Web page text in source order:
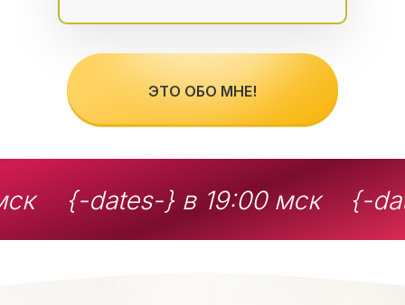
ЭТО ОБО МНЕ!
{-dates-} в 19:00 мск {-